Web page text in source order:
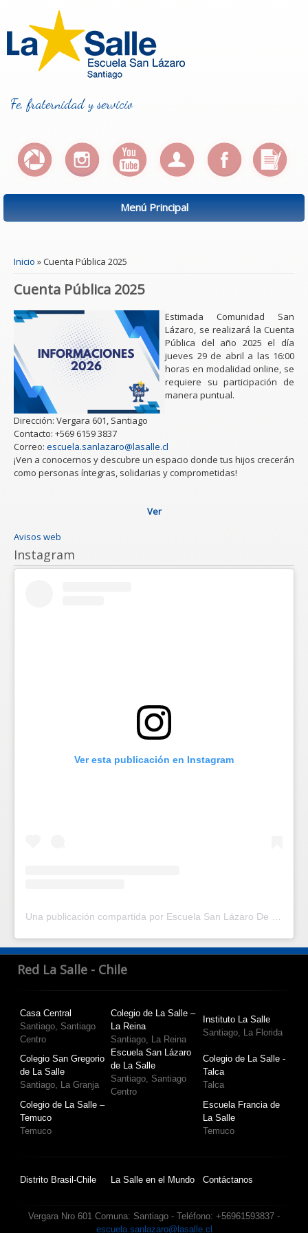
Fe, fraternidad y servicio
Menú Principal
Inicio » Cuenta Pública 2025
Cuenta Pública 2025
Estimada Comunidad San
Lázaro, se realizará la Cuenta
Pública del año 2025 el día
jueves 29 de abril a las 16:00
horas en modalidad online, se
requiere su participación de
manera puntual.
Dirección: Vergara 601, Santiago
Contacto: +569 6159 3837
Correo: escuela.sanlazaro@lasalle.cl
¡Ven a conocernos y descubre un espacio donde tus hijos crecerán
como personas íntegras, solidarias y comprometidas!
Ver
Avisos web
Instagram
Ver esta publicación en Instagram
Red La Salle - Chile
Casa Central
Santiago, Santiago
Centro
Colegio de La Salle –
La Reina
Santiago, La Reina
Instituto La Salle
Santiago, La Florida
Colegio San Gregorio
de La Salle
Santiago, La Granja
Escuela San Lázaro
de La Salle
Santiago, Santiago
Centro
Colegio de La Salle -
Talca
Talca
Colegio de La Salle –
Temuco
Temuco
Escuela Francia de
La Salle
Temuco
Distrito Brasil-Chile La Salle en el Mundo Contáctanos
Vergara Nro 601 Comuna: Santiago - Teléfono: +56961593837 -
escuela.sanlazaro@lasalle.cl